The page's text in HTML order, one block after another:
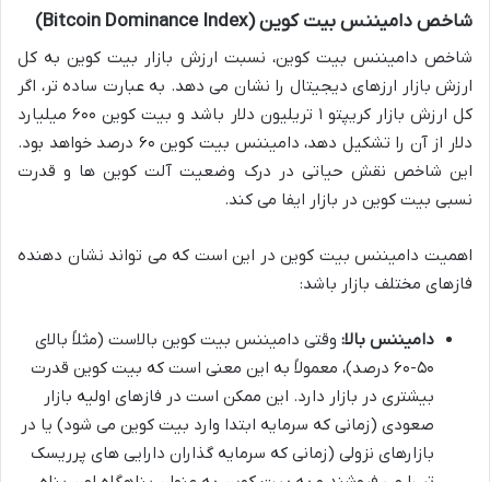
شاخص دامیننس بیت کوین (Bitcoin Dominance Index)
شاخص دامیننس بیت کوین، نسبت ارزش بازار بیت کوین به کل
ارزش بازار ارزهای دیجیتال را نشان می دهد. به عبارت ساده تر، اگر
کل ارزش بازار کریپتو ۱ تریلیون دلار باشد و بیت کوین ۶۰۰ میلیارد
دلار از آن را تشکیل دهد، دامیننس بیت کوین ۶۰ درصد خواهد بود.
این شاخص نقش حیاتی در درک وضعیت آلت کوین ها و قدرت
نسبی بیت کوین در بازار ایفا می کند.
اهمیت دامیننس بیت کوین در این است که می تواند نشان دهنده
فازهای مختلف بازار باشد:
دامیننس بالا: وقتی دامیننس بیت کوین بالاست (مثلاً بالای
۵۰-۶۰ درصد)، معمولاً به این معنی است که بیت کوین قدرت
بیشتری در بازار دارد. این ممکن است در فازهای اولیه بازار
صعودی (زمانی که سرمایه ابتدا وارد بیت کوین می شود) یا در
بازارهای نزولی (زمانی که سرمایه گذاران دارایی های پرریسک